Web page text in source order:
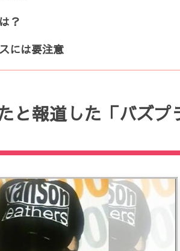
？
には要注意
と報道した「バズプ